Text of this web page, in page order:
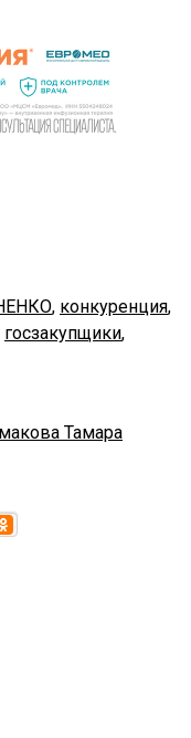
, конкуренция,
госзакупщики,
Тамара